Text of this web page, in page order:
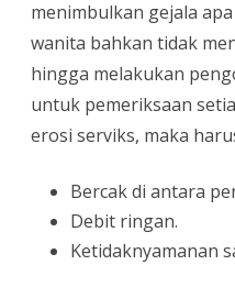
menimbulkan gejala
wanita bahkan tidak
hingga melakukan
untuk pemeriksaan
erosi serviks, maka
Bercak di antara
Debit ringan.
Ketidaknyamanan